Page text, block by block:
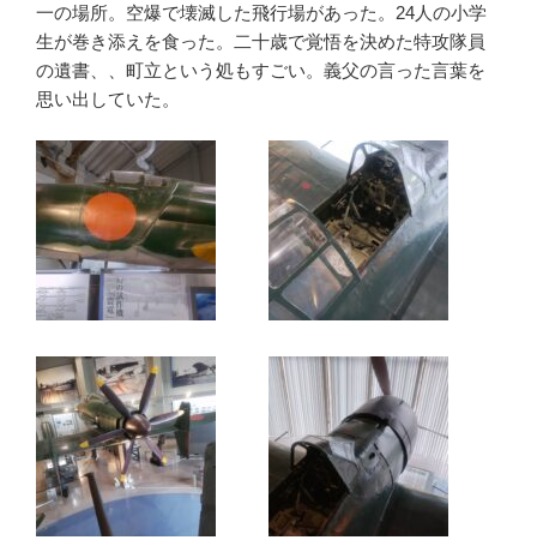
一の場所。空爆で壊滅した飛行場があった。24人の小学
生が巻き添えを食った。二十歳で覚悟を決めた特攻隊員
の遺書、、町立という処もすごい。義父の言った言葉を
思い出していた。